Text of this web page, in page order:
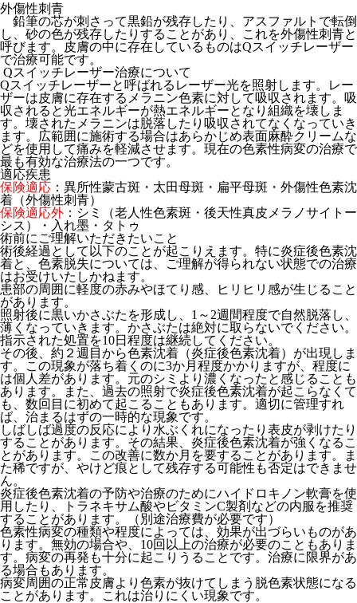
外傷性刺青
鉛筆の芯が刺さって黒鉛が残存したり、アスファルトで転倒
し、砂の色が残存したりすることがあり、これを外傷性刺青と
呼びます。皮膚の中に存在しているものはQスイッチレーザー
で治療可能です。
Qスイッチレーザー治療について
Qスイッチレーザーと呼ばれるレーザー光を照射します。レー
ザーは皮膚に存在するメラニン色素に対して吸収されます。吸
収されると光エネルギーが熱エネルギーとなり組織を壊しま
す。壊されたメラニンは脱落したり吸収されてなくなっていき
ます。広範囲に施術する場合はあらかじめ表面麻酔クリームな
どを使用して痛みを軽減させます。現在の色素性病変の治療で
最も有効な治療法の一つです。
適応疾患
保険適応 ：異所性蒙古斑・太田母斑・扁平母斑・外傷性色素沈
着（外傷性刺青）
保険適応外 ：シミ（老人性色素斑・後天性真皮メラノサイトー
シス）・入れ墨・タトゥ
術前にご理解いただきたいこと
術後経過として以下のことが起こりえます。特に炎症後色素沈
着と、色素脱失については、ご理解が得られない状態での治療
はお受けいたしかねます。
患部の周囲に軽度の赤みやほてり感、ヒリヒリ感が生じること
があります。
照射後に黒いかさぶたを形成し、1～2週間程度で自然脱落し、
薄くなっていきます。かさぶたは絶対に取らないでください。
指示された処置を10日程度は継続してください。
その後、約２週目から色素沈着（炎症後色素沈着）が出現しま
す。この現象が落ち着くのに3か月程度かかりますが、程度に
は個人差があります。元のシミより濃くなったと感じることも
あります。また、過去の照射で炎症後色素沈着が起こらなくて
も、数回目に初めて起こることもあります。適切に管理すれ
ば、治まるはずの一時的な現象です。
しばしば過度の反応により水ぶくれになったり表皮が剥けたり
することがあります。その結果、炎症後色素沈着が強くなるこ
とがあります。この改善に数か月を要することがあります。ま
た稀ですが、やけど痕として残存する可能性も否定はできませ
ん。
炎症後色素沈着の予防や治療のためにハイドロキノン軟膏を使
用したり、トラネキサム酸やビタミンC製剤などの内服を推奨
することがあります。（別途治療費が必要です）
色素性病変の種類や程度によっては、効果が出づらいものがあ
ります。無効の場合や、10回以上の治療が必要のこともありま
す。病変の再発も十分に起こりうることです。治療に限界があ
る場合もあります。
病変周囲の正常皮膚より色素が抜けてしまう脱色素状態になる
ことがあります。これは治りにくい現象です。